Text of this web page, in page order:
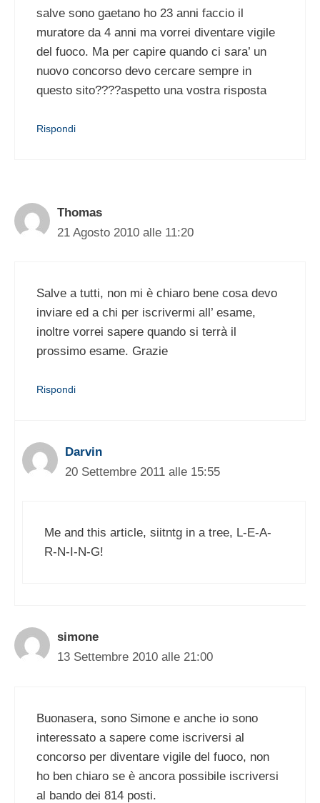
salve sono gaetano ho 23 anni faccio il
muratore da 4 anni ma vorrei diventare vigile
del fuoco. Ma per capire quando ci sara’ un
nuovo concorso devo cercare sempre in
questo sito????aspetto una vostra risposta
Rispondi
Thomas
21 Agosto 2010 alle 11:20
Salve a tutti, non mi è chiaro bene cosa devo
inviare ed a chi per iscrivermi all’ esame,
inoltre vorrei sapere quando si terrà il
prossimo esame. Grazie
Rispondi
Darvin
20 Settembre 2011 alle 15:55
Me and this article, siitntg in a tree, L-E-A-
R-N-I-N-G!
simone
13 Settembre 2010 alle 21:00
Buonasera, sono Simone e anche io sono
interessato a sapere come iscriversi al
concorso per diventare vigile del fuoco, non
ho ben chiaro se è ancora possibile iscriversi
al bando dei 814 posti.